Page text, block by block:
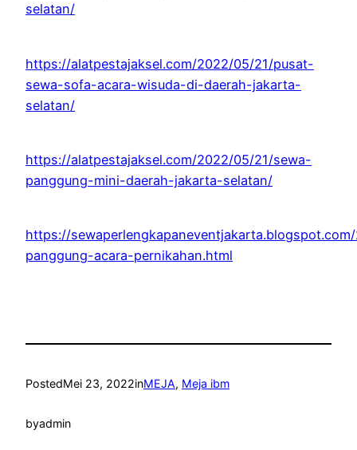
selatan/
https://alatpestajaksel.com/2022/05/21/pusat-
sewa-sofa-acara-wisuda-di-daerah-jakarta-
selatan/
https://alatpestajaksel.com/2022/05/21/sewa-
panggung-mini-daerah-jakarta-selatan/
https://
panggung-acara-pernikahan.html
PostedMei 23, 2022inMEJA, Meja ibm
byadmin